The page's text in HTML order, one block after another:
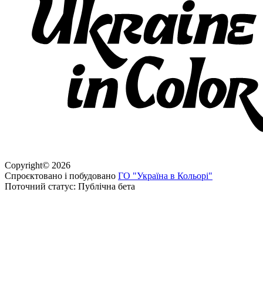
Copyright© 2026
Спроєктовано і побудовано ГО "Україна в Кольорі"
Поточний статус: Публічна бета